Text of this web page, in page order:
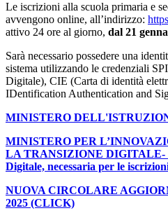
Le iscrizioni alla scuola primaria e
avvengono online, all’indirizzo:
attivo 24 ore al giorno, dal 21
Sarà necessario possedere una
sistema utilizzando le credenziali
Digitale), CIE (Carta di identità
IDentification Authentication and
MINISTERO
MINISTERO PER
LA TRANSIZIONE DIGITALE-
Digitale, necessaria per le
NUOVA CIRCOLARE
2025 (CLICK)